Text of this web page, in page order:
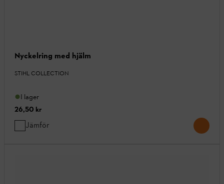
Nyckelring med hjälm
STIHL COLLECTION
I lager
26,50 kr
Jämför